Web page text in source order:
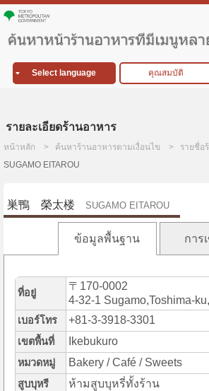
Select language คุณสมบัติ
รายละเอียดร้านอาหาร
หน้าหลัก ค้นหาร้านอาหารตามเงื่อนไข
รายชื่อ
SUGAMO EITAROU
巣鴨 榮太楼 SUGAMO EITAROU
ข้อมูลพื้นฐาน การ
ที่อยู่
〒170-0002
4-32-1 Sugamo,Toshima-
เบอร์โทร +81-3-3918-3301
เขตพื้นที่ Ikebukuro
หมวดหมู่ Bakery / Café / Sweets
สูบบุหรี ห้ามสูบบุหรี่ทั้งร้าน